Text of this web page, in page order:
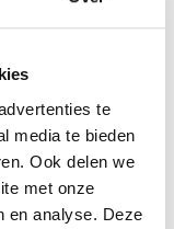
te
media te bieden
Ook delen we
met onze
en analyse. Deze
Nederland
: 62140957